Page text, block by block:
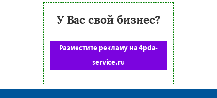
У Вас свой бизнес?
Разместите рекламу на 4pda-
service.ru